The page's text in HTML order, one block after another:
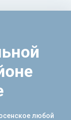
любой